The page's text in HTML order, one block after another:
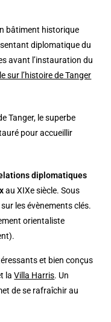
bâtiment historique
diplomatique du
avant l’instauration du
sur l’histoire de Tanger
Tanger, le superbe
pour accueillir
diplomatiques
au XIXe siècle. Sous
les évènements clés.
orientaliste
et bien conçus
laVilla Harris. Un
de se rafraîchir au